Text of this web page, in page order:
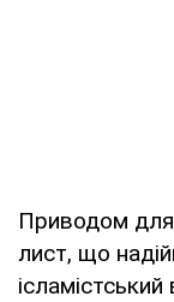
Приводом для
лист, що